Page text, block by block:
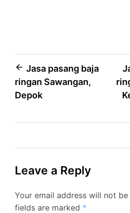
Post
navigation
Jasa pasang baja
ringan Sawangan,
Depok
Leave a Reply
Your email address will not be
fields are marked *